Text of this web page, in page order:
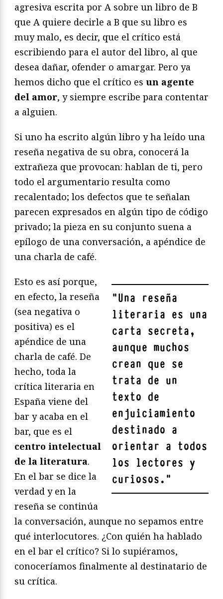
agresiva escrita por A sobre un libro de B
que A quiere decirle a B que su libro es
muy malo, es decir, que el crítico está
escribiendo para el autor del libro, al que
desea dañar, ofender o amargar. Pero ya
hemos dicho que el crítico es un agente
del amor, y siempre escribe para contentar
a alguien.
Si uno ha escrito algún libro y ha leído una
reseña negativa de su obra, conocerá la
extrañeza que provocan: hablan de ti, pero
todo el argumentario resulta como
recalentado; los defectos que te señalan
parecen expresados en algún tipo de código
privado; la pieza en su conjunto suena a
epílogo de una conversación, a apéndice de
una charla de café.
"Una reseña
literaria es una
carta secreta,
aunque muchos
crean que se
trata de un
texto de
enjuiciamiento
destinado a
orientar a todos
los lectores y
curiosos. "
Esto es así porque,
en efecto, la reseña
(sea negativa o
positiva) es el
apéndice de una
charla de café. De
hecho, toda la
crítica literaria en
España viene del
bar y acaba en el
bar, que es el
centro intelectual
de la literatura.
En el bar se dice la
verdad y en la
reseña se continúa
la conversación, aunque no sepamos entre
qué interlocutores. ¿Con quién ha hablado
en el bar el crítico? Si lo supiéramos,
conoceríamos finalmente al destinatario de
su crítica.